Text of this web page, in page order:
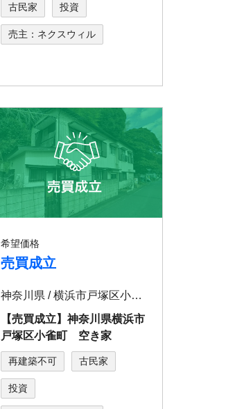
古民家 投資
売主：ネクスウィル
希望価格
売買成立
神奈川県 / 横浜市戸塚区小雀町
【売買成立】神奈川県横浜市
戸塚区小雀町 空き家
再建築不可 古民家
投資